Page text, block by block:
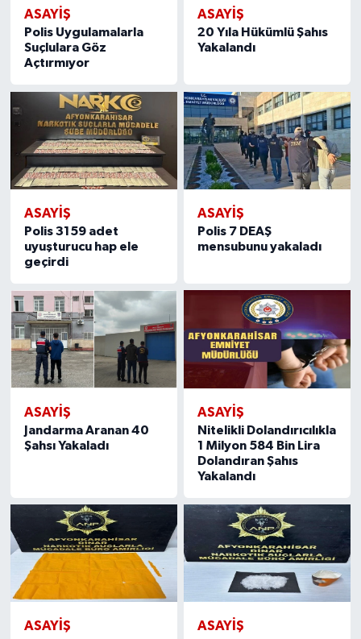
ASAYIŞ
Polis Uygulamalarla
Suçlulara Göz
Açtırmıyor
ASAYIŞ
20 Yıla Hükümlü Şahıs
Yakalandı
ASAYIŞ
Polis 3159 adet
uyuşturucu hap ele
geçirdi
ASAYIŞ
Polis 7 DEAŞ
mensubunu yakaladı
ASAYIŞ
Jandarma Aranan 40
Şahsı Yakaladı
ASAYIŞ
Nitelikli Dolandırıcılıkla
1 Milyon 584 Bin Lira
Dolandıran Şahıs
Yakalandı
ASAYIŞ ASAYIŞ